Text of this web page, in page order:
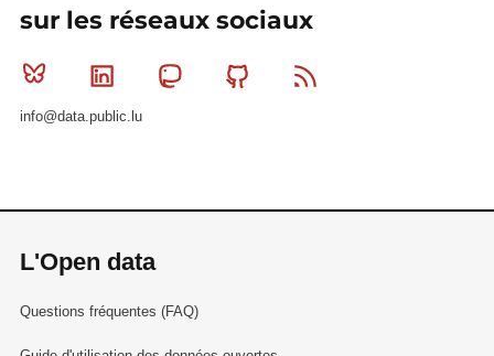
sur les réseaux sociaux
Bluesky Linkedin MastodonGithub
info@data.public.lu
L'Open data
Questions fréquentes (FAQ)